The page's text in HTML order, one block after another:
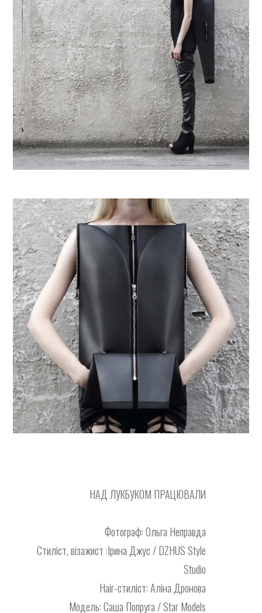
НАД ЛУКБУКОМ ПРАЦЮВАЛИ
Фотограф: Ольга Неправда
Стиліст, візажист :Ірина Джус / DZHUS Style
Studio
Hair-стиліст: Аліна Дронова
Модель: Саша Попруга / Star Models